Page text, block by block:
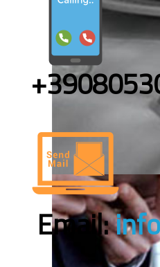
Email: